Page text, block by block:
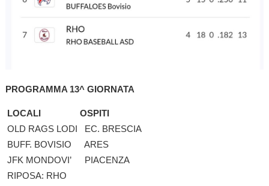
PROGRAMMA 13^ GIORNATA
LOCALI
OSPITI
OLD RAGS LODI
EC. BRESCIA
BUFF. BOVISIO
ARES
JFK MONDOVI’
PIACENZA
RIPOSA: RHO